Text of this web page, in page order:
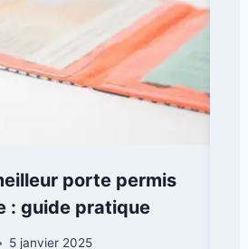
porte permis
: guide pratique
5 janvier 2025